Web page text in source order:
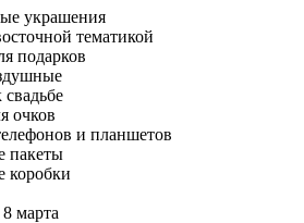
украшения
тематикой
подарков
очков
и планшетов
пакеты
коробки
марта